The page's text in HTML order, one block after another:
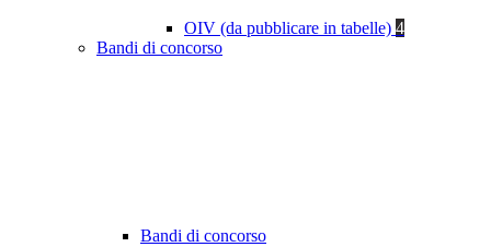
OIV (da pubblicare in tabelle) 4
Bandi di concorso
Bandi di concorso